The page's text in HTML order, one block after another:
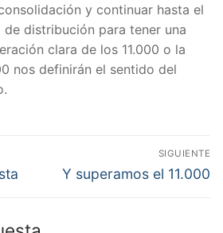
y continuar hasta el
distribución para tener una
clara de los 11.000 o la
nos definirán el sentido del
SIGUIENTE
Entrada
Y superamos el 11.000